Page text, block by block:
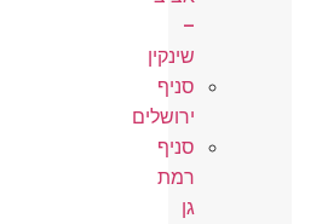
–
שינקין
סניף
ירושלים
סניף
רמת
גן